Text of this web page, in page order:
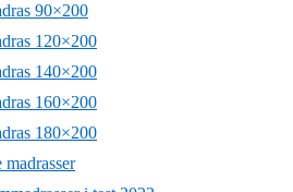
90×200
120×200
140×200
160×200
180×200